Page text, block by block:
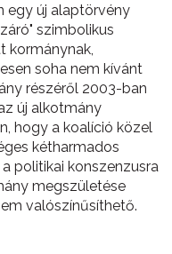
egy új alaptörvény
szimbolikus
kormánynak,
soha nem kívánt
részéről 2003-ban
új alkotmány
hogy a koalíció közel
kétharmados
politikai konszenzusra
megszületése
valószínűsíthető.